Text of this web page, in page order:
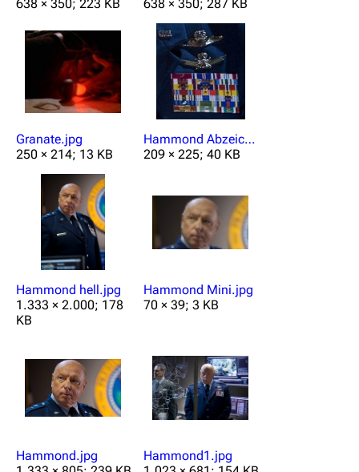
638 × 350; 223 KB
638 × 350; 287 KB
Granate.jpg
250 × 214; 13 KB
Hammond Abzeichen.jpg
209 × 225; 40 KB
Hammond hell.jpg
1.333 × 2.000; 178
KB
Hammond Mini.jpg
70 × 39; 3 KB
Hammond.jpg
Hammond1.jpg